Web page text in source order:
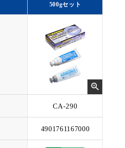
500gセット
CA-290
4901761167000